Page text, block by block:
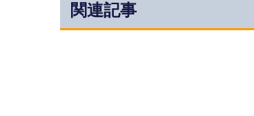
関連記事